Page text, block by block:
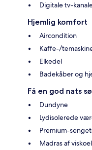
Digitale tv-
Hjemlig komfort
Aircondition
Kaffe-/
Elkedel
Badekåber og
Få en god nats
Dundyne
Lydisolerede
Premium-
Madras af